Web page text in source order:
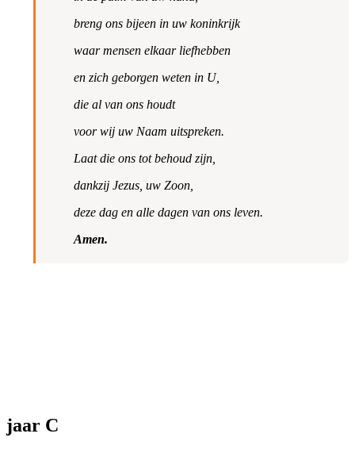
breng ons bijeen in uw koninkrijk
waar mensen elkaar liefhebben
en zich geborgen weten in U,
die al van ons houdt
voor wij uw Naam uitspreken.
Laat die ons tot behoud zijn,
dankzij Jezus, uw Zoon,
deze dag en alle dagen van ons leven.
Amen.
jaar C